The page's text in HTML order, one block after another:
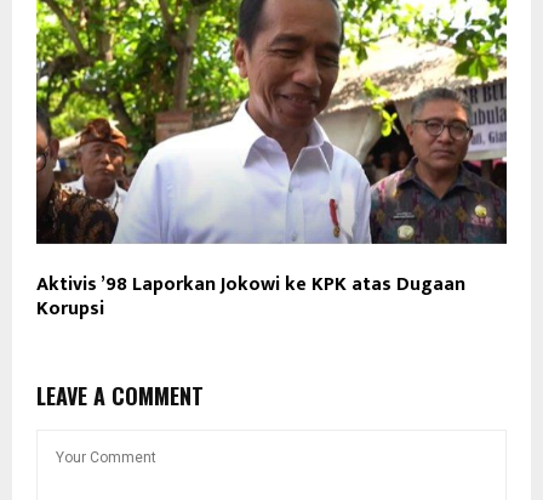
Aktivis ’98 Laporkan Jokowi ke KPK atas Dugaan
Korupsi
LEAVE A COMMENT